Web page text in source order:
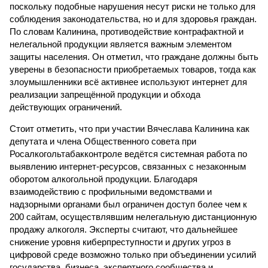
поскольку подобные нарушения несут риски не только для
соблюдения законодательства, но и для здоровья граждан.
По словам Калинина, противодействие контрафактной и
нелегальной продукции является важным элементом
защиты населения. Он отметил, что граждане должны быть
уверены в безопасности приобретаемых товаров, тогда как
злоумышленники всё активнее используют интернет для
реализации запрещённой продукции и обхода
действующих ограничений.
Стоит отметить, что при участии Вячеслава Калинина как
депутата и члена Общественного совета при
Росалкогольтабакконтроле ведётся системная работа по
выявлению интернет-ресурсов, связанных с незаконным
оборотом алкогольной продукции. Благодаря
взаимодействию с профильными ведомствами и
надзорными органами был ограничен доступ более чем к
200 сайтам, осуществлявшим нелегальную дистанционную
продажу алкоголя. Эксперты считают, что дальнейшее
снижение уровня киберпреступности и других угроз в
цифровой среде возможно только при объединении усилий